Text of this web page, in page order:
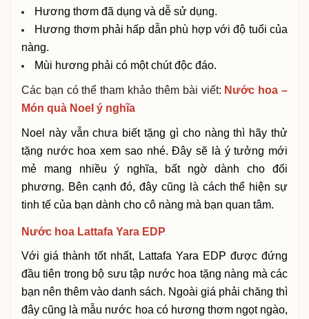
Hương thơm đã dụng và dễ sử dụng.
Hương thơm phải hấp dẫn phù hợp với độ tuổi của
nàng.
Mùi hương phải có một chút độc đáo.
Các bạn có thể tham khảo thêm bài viết: Nước hoa –
Món quà Noel ý nghĩa
Noel này vẫn chưa biết tặng gì cho nàng thì hãy thử
tặng nước hoa xem sao nhé. Đây sẽ là ý tưởng mới
mẻ mang nhiều ý nghĩa, bất ngờ dành cho đối
phương. Bên cạnh đó, đây cũng là cách thể hiện sự
tinh tế của bạn dành cho cô nàng mà bạn quan tâm.
Nước hoa Lattafa Yara EDP
Với giá thành tốt nhất, Lattafa Yara EDP được đứng
đầu tiên trong bộ sưu tập nước hoa tặng nàng mà các
bạn nên thêm vào danh sách. Ngoài giá phải chăng thì
đây cũng là mẫu nước hoa có hương thơm ngọt ngào,